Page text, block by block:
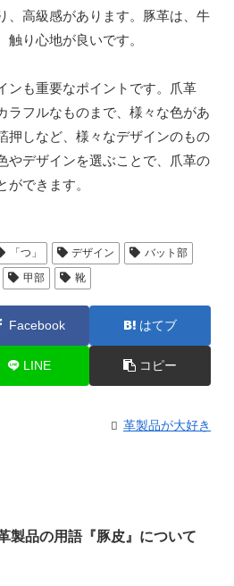
、高級感があります。豚革は、牛
り心地が良いです。
ンも重要なポイントです。爪革
ラフルなものまで、様々な色があ
押しなど、様々なデザインのもの
やデザインを選ぶことで、爪革の
ができます。
「つ」 デザイン
バット部
甲部 靴
Facebook はてブ
LINE コピー
革製品が大好き
製品の用語『豚皮』について